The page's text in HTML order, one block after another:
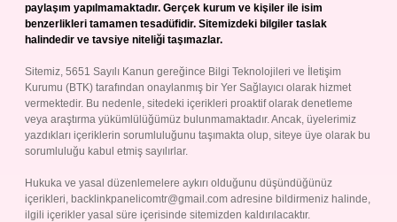
paylaşım yapılmamaktadır. Gerçek kurum ve kişiler ile isim
benzerlikleri tamamen tesadüfidir. Sitemizdeki bilgiler taslak
halindedir ve tavsiye niteliği taşımazlar.
Sitemiz, 5651 Sayılı Kanun gereğince Bilgi Teknolojileri ve İletişim
Kurumu (BTK) tarafından onaylanmış bir Yer Sağlayıcı olarak hizmet
vermektedir. Bu nedenle, sitedeki içerikleri proaktif olarak denetleme
veya araştırma yükümlülüğümüz bulunmamaktadır. Ancak, üyelerimiz
yazdıkları içeriklerin sorumluluğunu taşımakta olup, siteye üye olarak bu
sorumluluğu kabul etmiş sayılırlar.
Hukuka ve yasal düzenlemelere aykırı olduğunu düşündüğünüz
içerikleri, backlinkpanelicomtr@gmail.com adresine bildirmeniz halinde,
ilgili içerikler yasal süre içerisinde sitemizden kaldırılacaktır.